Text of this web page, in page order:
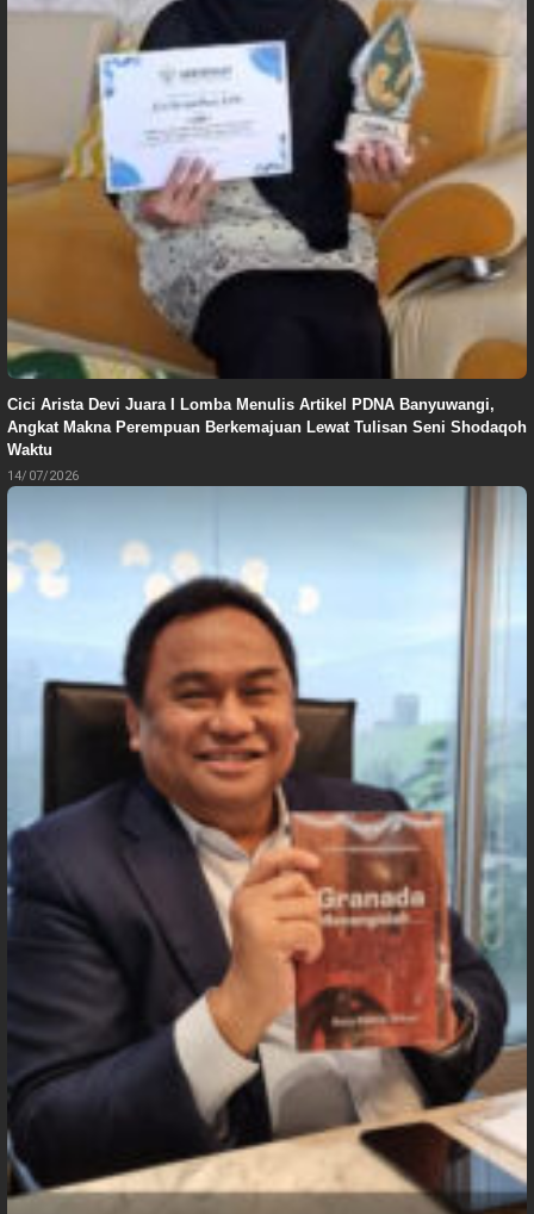
Cici Arista Devi Juara I Lomba Menulis Artikel PDNA Banyuwangi,
Angkat Makna Perempuan Berkemajuan Lewat Tulisan Seni Shodaqoh
Waktu
14/07/2026